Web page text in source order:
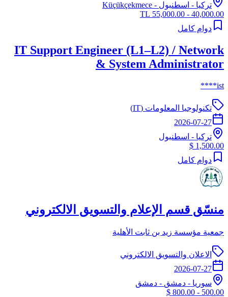
تركيا - اسطنبول - Küçükçekmece
40,000.00 - 55,000.00 TL
دوام كامل
IT Support Engineer (L1–L2) / Network
& System Administrator
ist****
تكنولوجيا المعلومات (IT)
2026-07-27
تركيا - اسطنبول
1,500.00 $
دوام كامل
منسّق قسم الإعلام والتسويق الالكتروني
جمعية مؤسسة زيد بن ثابت الأهلية
الاعلان والتسويق الالكتروني
2026-07-27
سوريا - دمشق - دمشق
500.00 - 800.00 $